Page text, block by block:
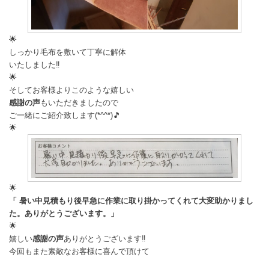
🌟
しっかり毛布を敷いて丁寧に解体
いたしました‼️
🌟
そしてお客様よりこのような嬉しい
感謝の声もいただきましたので
ご一緒にご紹介致します(*^^*)🎵
🌟
🌟
「 暑い中見積もり後早急に作業に取り掛かってくれて大変助かりまし
た。ありがとうございます。」
🌟
嬉しい感謝の声ありがとうございます‼️
今回もまた素敵なお客様に喜んで頂けて